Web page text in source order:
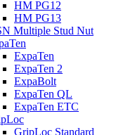
HM PG12
HM PG13
Multiple Stud Nut
ExpaTen
ExpaTen 2
ExpaBolt
ExpaTen QL
ExpaTen ETC
GripLoc Standard